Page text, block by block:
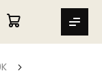
MIN VARUKORG